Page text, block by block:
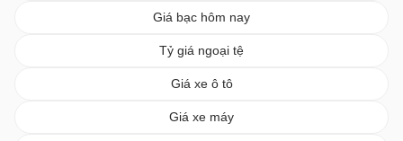
Giá bạc hôm nay
Tỷ giá ngoại tệ
Giá xe ô tô
Giá xe máy